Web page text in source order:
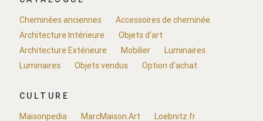
Cheminées anciennes
Accessoires de cheminée
Architecture Intérieure
Objets d'art
Architecture Extérieure
Mobilier
Luminaires
Luminaires
Objets vendus Option d'achat
CULTURE
Maisonpedia
MarcMaison.Art
Loebnitz.fr